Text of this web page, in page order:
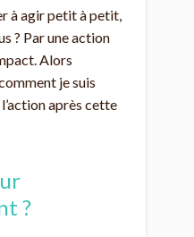
à agir petit à petit,
? Par une action
Alors
je suis
après cette
?